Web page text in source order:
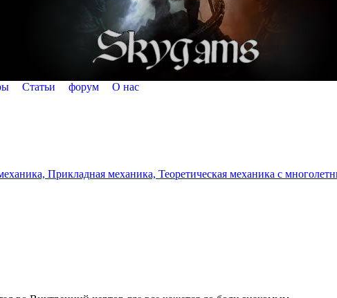
Статьи форум О нас
Прикладная механика, Теоретическая механика с